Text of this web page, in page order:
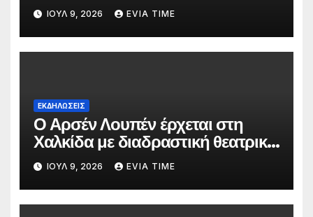
ΙΟΎΛ 9, 2026 EVIA TIME
ΕΚΔΗΛΩΣΕΙΣ
Ο Αρσέν Λουπέν έρχεται στη
Χαλκίδα με διαδραστική θεατρική
παράσταση
ΙΟΎΛ 9, 2026 EVIA TIME